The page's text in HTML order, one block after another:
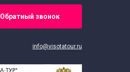
Обратный звонок
info@visotatour.ru